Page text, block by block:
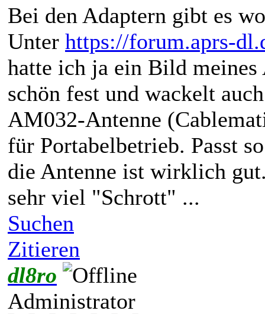
Bei den Adaptern gibt es
Unter https://forum.aprs-
hatte ich ja ein Bild meines
schön fest und wackelt
AM032-Antenne
für Portabelbetrieb. Passt
die Antenne ist wirklich
sehr viel "Schrott" ...
Suchen
Zitieren
dl8ro
Administrator